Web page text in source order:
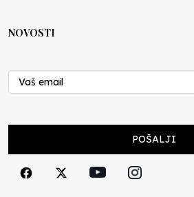
Nenad Veličković
29.10.2024
Cuke i djeca
NOVOSTI
POŠALJI